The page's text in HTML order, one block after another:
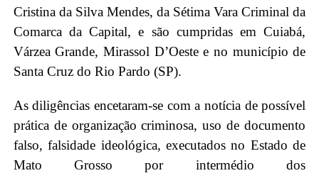
Cristina da Silva Mendes, da Sétima Vara Criminal da
Comarca da Capital, e são cumpridas em Cuiabá,
Várzea Grande, Mirassol D’Oeste e no município de
Santa Cruz do Rio Pardo (SP).
As diligências encetaram-se com a notícia de possível
prática de organização criminosa, uso de documento
falso, falsidade ideológica, executados no Estado de
Mato Grosso por intermédio dos